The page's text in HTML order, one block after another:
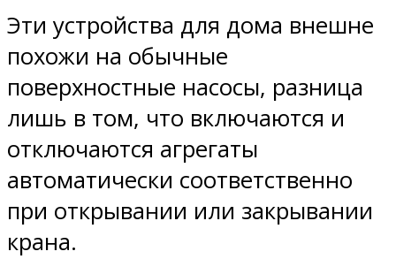
Эти устройства для дома внешне
похожи на обычные
поверхностные насосы, разница
лишь в том, что включаются и
отключаются агрегаты
автоматически соответственно
при открывании или закрывании
крана.